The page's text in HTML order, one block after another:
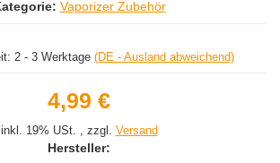
Vaporizer Zubehör
2 - 3 Werktage (DE - Ausland abweichend)
4,99 €
inkl. 19% USt. , zzgl. Versand
Hersteller: